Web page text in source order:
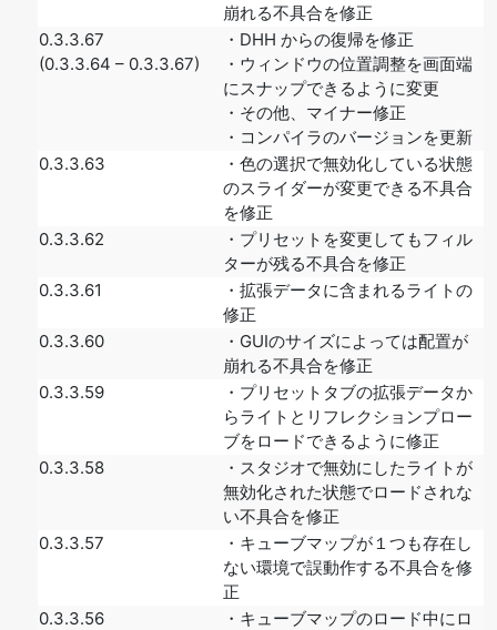
崩れる不具合を修正
0.3.3.67
(0.3.3.64 – 0.3.3.67)
・DHH からの復帰を修正
・ウィンドウの位置調整を画面端
にスナップできるように変更
・その他、マイナー修正
・コンパイラのバージョンを更新
0.3.3.63
・色の選択で無効化している状態
のスライダーが変更できる不具合
を修正
0.3.3.62
・プリセットを変更してもフィル
ターが残る不具合を修正
0.3.3.61
・拡張データに含まれるライトの
修正
0.3.3.60
・GUIのサイズによっては配置が
崩れる不具合を修正
0.3.3.59
・プリセットタブの拡張データか
らライトとリフレクションプロー
ブをロードできるように修正
0.3.3.58
・スタジオで無効にしたライトが
無効化された状態でロードされな
い不具合を修正
0.3.3.57
・キューブマップが１つも存在し
ない環境で誤動作する不具合を修
正
0.3.3.56
・キューブマップのロード中にロ